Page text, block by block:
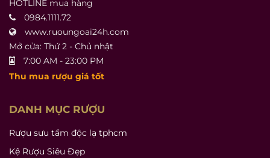
HOTLINE mua hàng
0984.1111.72
www.ruoungoai24h.com
Mở cửa: Thứ 2 - Chủ nhật
7:00 AM - 23:00 PM
Thu mua rượu giá tốt
DANH MỤC RƯỢU
Rượu sưu tầm độc lạ tphcm
Kệ Rượu Siêu Đẹp